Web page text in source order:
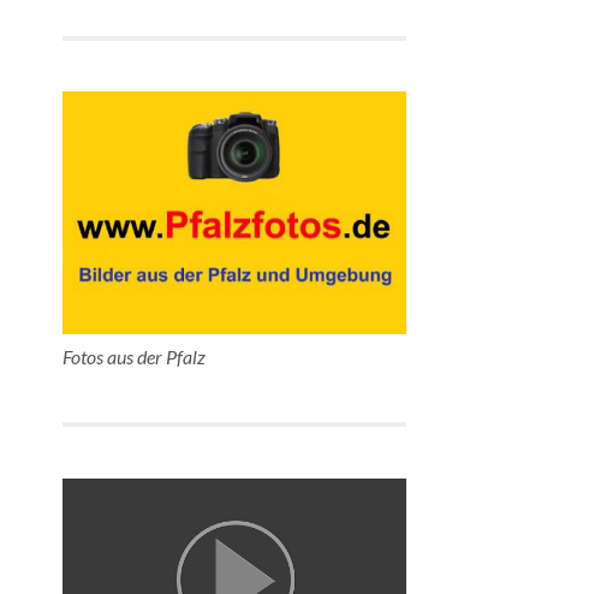
Fotos aus der Pfalz